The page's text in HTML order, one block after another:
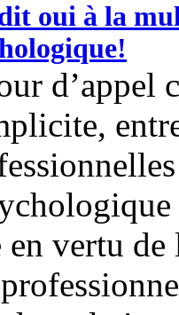
oui à la
d’appel
vertu